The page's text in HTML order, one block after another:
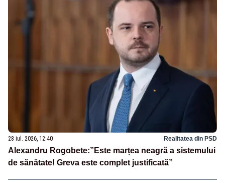
28 iul. 2026, 12:40 Realitatea din PSD
Alexandru Rogobete:”Este marțea neagră a sistemului
de sănătate! Greva este complet justificată”